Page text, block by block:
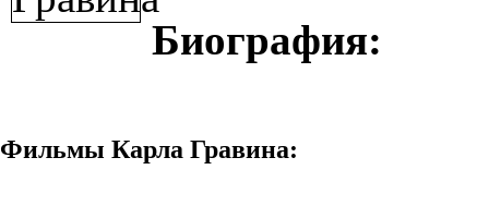
Биография:
Фильмы Карла Гравина: